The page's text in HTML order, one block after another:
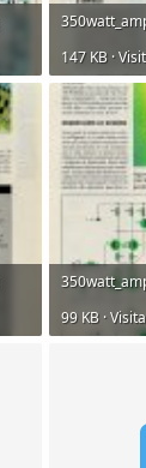
147 KB ·
99 KB ·